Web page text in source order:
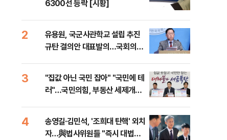
6300선 등락 [시황]
2
유용원, 국군사관학교 설립 추진
규탄 결의안 대표발의…국회의원
3
"집값 아닌 국민 잡아" "국민에 테
러"…국민의힘, 부동산 세제개편
4
송영길·김민석, '조희대 탄핵' 외치
자…與법사위원들 "즉시 대법관